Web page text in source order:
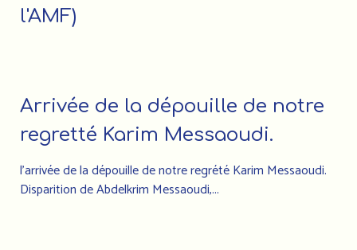
l'AMF)
Arrivée de la dépouille de notre
regretté Karim Messaoudi.
l’arrivée de la dépouille de notre regrété Karim Messaoudi.
Disparition de Abdelkrim Messaoudi,...